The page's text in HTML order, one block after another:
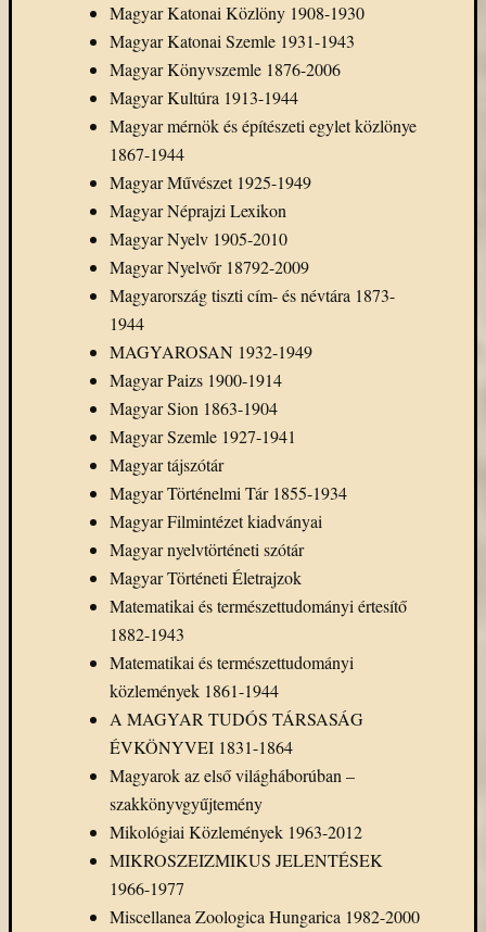
Magyar Katonai Közlöny 1908-1930
Magyar Katonai Szemle 1931-1943
Magyar Könyvszemle 1876-2006
Magyar Kultúra 1913-1944
Magyar mérnök és építészeti egylet közlönye
1867-1944
Magyar Művészet 1925-1949
Magyar Néprajzi Lexikon
Magyar Nyelv 1905-2010
Magyar Nyelvőr 18792-2009
Magyarország tiszti cím- és névtára 1873-
1944
MAGYAROSAN 1932-1949
Magyar Paizs 1900-1914
Magyar Sion 1863-1904
Magyar Szemle 1927-1941
Magyar tájszótár
Magyar Történelmi Tár 1855-1934
Magyar Filmintézet kiadványai
Magyar nyelvtörténeti szótár
Magyar Történeti Életrajzok
Matematikai és természettudományi értesítő
1882-1943
Matematikai és természettudományi
közlemények 1861-1944
A MAGYAR TUDÓS TÁRSASÁG
ÉVKÖNYVEI 1831-1864
Magyarok az első világháborúban –
szakkönyvgyűjtemény
Mikológiai Közlemények 1963-2012
MIKROSZEIZMIKUS JELENTÉSEK
1966-1977
Miscellanea Zoologica Hungarica 1982-2000